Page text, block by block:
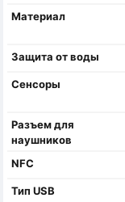
Материал
Защита от воды
Сенсоры
Разъем для
наушников
NFC
Тип USB